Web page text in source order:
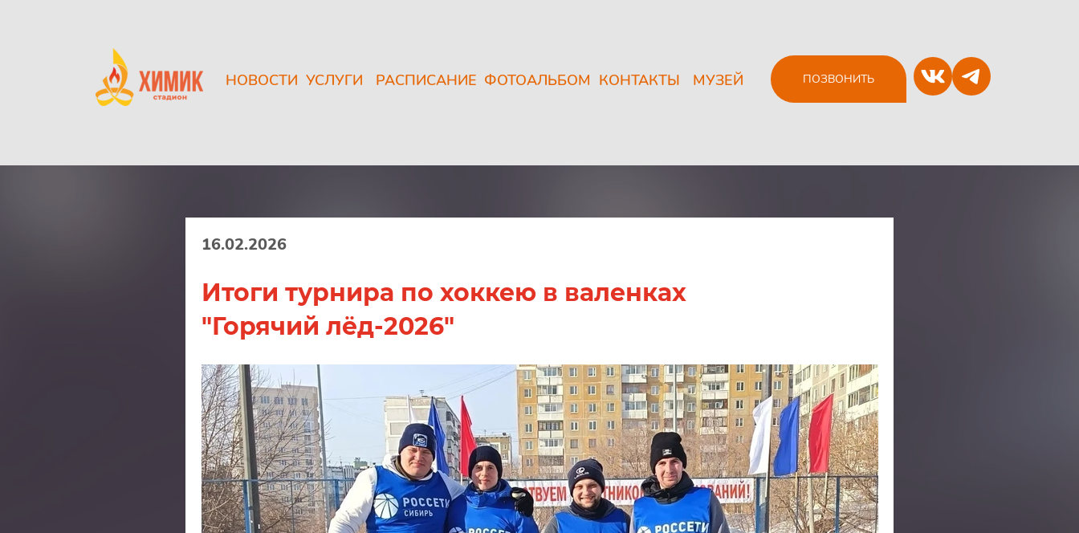
НОВОСТИ УСЛУГИ РАСПИСАНИЕ ФОТОАЛЬБОМ КОНТАКТЫ МУЗЕЙ ПОЗВОНИТЬ
16.02.2026
Итоги турнира по хоккею в валенках
"Горячий лёд-2026"